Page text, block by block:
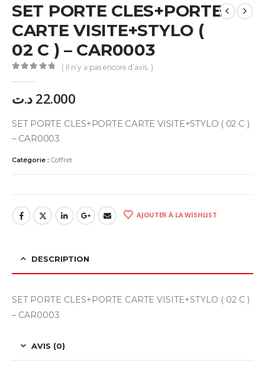
SET PORTE CLES+PORTE
CARTE VISITE+STYLO (
02 C ) – CAR0003
( Il n’y a pas encore d’avis. )
22.000 د.ت
SET PORTE CLES+PORTE CARTE VISITE+STYLO ( 02 C )
– CAR0003
Catégorie : Coffret
AJOUTER À LA WISHLIST
DESCRIPTION
SET PORTE CLES+PORTE CARTE VISITE+STYLO ( 02 C )
– CAR0003
AVIS (0)